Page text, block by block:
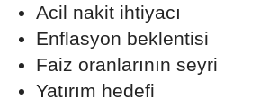
Acil nakit ihtiyacı
Enflasyon beklentisi
Faiz oranlarının seyri
Yatırım hedefi